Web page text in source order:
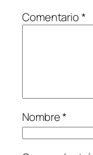
Comentario*
Nombre*